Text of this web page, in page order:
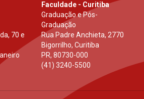
70 e
Faculdade - Curitiba
Graduação e Pós-
Graduação
Rua Padre Anchieta, 2770
Bigorrilho, Curitiba
PR, 80730-000
(41) 3240-5500